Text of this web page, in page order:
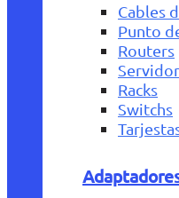
Cables
Punto
Routers
Racks
Switchs